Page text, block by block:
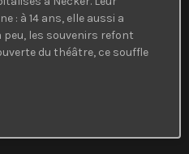
: à 14 ans, elle aussi a
peu, les souvenirs refont
du théâtre, ce souffle